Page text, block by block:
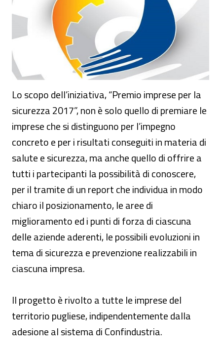
Lo scopo dell’iniziativa, “Premio imprese per la
sicurezza 2017”, non è solo quello di premiare le
imprese che si distinguono per l’impegno
concreto e per i risultati conseguiti in materia di
salute e sicurezza, ma anche quello di offrire a
tutti i partecipanti la possibilità di conoscere,
per il tramite di un report che individua in modo
chiaro il posizionamento, le aree di
miglioramento ed i punti di forza di ciascuna
delle aziende aderenti, le possibili evoluzioni in
tema di sicurezza e prevenzione realizzabili in
ciascuna impresa.
Il progetto è rivolto a tutte le imprese del
territorio pugliese, indipendentemente dalla
adesione al sistema di Confindustria.